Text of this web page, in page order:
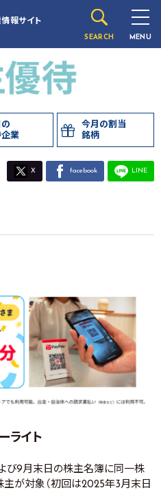
報サイト
SEARCH MENU
業
今月の割当
銘柄
X facebook LINE
ライト
び9月末日の株主名簿に同一株
が対象（初回は2025年3月末日